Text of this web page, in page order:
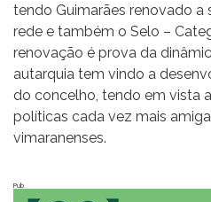
tendo Guimarães renovado a
rede e também o Selo –
renovação é prova da
autarquia tem vindo a
do concelho, tendo em vista
políticas cada vez mais
vimaranenses.
Pub